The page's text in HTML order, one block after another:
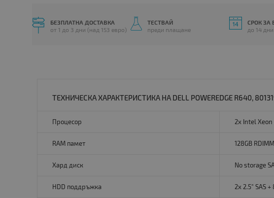
БЕЗПЛАТНА ДОСТАВКА
от 1 до 3 дни (над 153 евро)
ТЕСТВАЙ
преди плащане
СРОК ЗА
до 14 дни
ТЕХНИЧЕСКА ХАРАКТЕРИСТИКА НА DELL POWEREDGE R640,
Процесор 2x Intel Xeon
RAM памет 128GB
Хард диск No storage
HDD поддръжка 2x 2.5" SAS